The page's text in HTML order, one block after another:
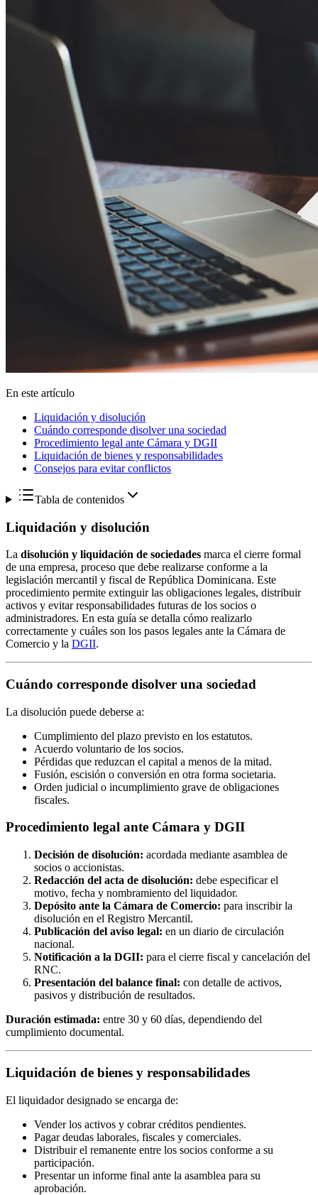
En este artículo
Liquidación y disolución
Cuándo corresponde disolver una sociedad
Procedimiento legal ante Cámara y DGII
Liquidación de bienes y responsabilidades
Consejos para evitar conflictos
Tabla de contenidos
Liquidación y disolución
La disolución y liquidación de sociedades marca el cierre formal
de una empresa, proceso que debe realizarse conforme a la
legislación mercantil y fiscal de República Dominicana. Este
procedimiento permite extinguir las obligaciones legales, distribuir
activos y evitar responsabilidades futuras de los socios o
administradores. En esta guía se detalla cómo realizarlo
correctamente y cuáles son los pasos legales ante la Cámara de
Comercio y la DGII.
Cuándo corresponde disolver una sociedad
La disolución puede deberse a:
Cumplimiento del plazo previsto en los estatutos.
Acuerdo voluntario de los socios.
Pérdidas que reduzcan el capital a menos de la mitad.
Fusión, escisión o conversión en otra forma societaria.
Orden judicial o incumplimiento grave de obligaciones
fiscales.
Procedimiento legal ante Cámara y DGII
Decisión de disolución: acordada mediante asamblea de
socios o accionistas.
Redacción del acta de disolución: debe especificar el
motivo, fecha y nombramiento del liquidador.
Depósito ante la Cámara de Comercio: para inscribir la
disolución en el Registro Mercantil.
Publicación del aviso legal: en un diario de circulación
nacional.
Notificación a la DGII: para el cierre fiscal y cancelación del
RNC.
Presentación del balance final: con detalle de activos,
pasivos y distribución de resultados.
Duración estimada: entre 30 y 60 días, dependiendo del
cumplimiento documental.
Liquidación de bienes y responsabilidades
El liquidador designado se encarga de:
Vender los activos y cobrar créditos pendientes.
Pagar deudas laborales, fiscales y comerciales.
Distribuir el remanente entre los socios conforme a su
participación.
Presentar un informe final ante la asamblea para su
aprobación.